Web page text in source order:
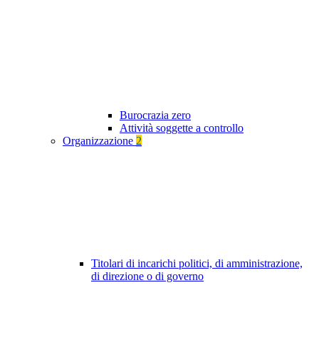
Burocrazia zero
Attività soggette a controllo
Organizzazione 2
Titolari di incarichi politici, di amministrazione,
di direzione o di governo